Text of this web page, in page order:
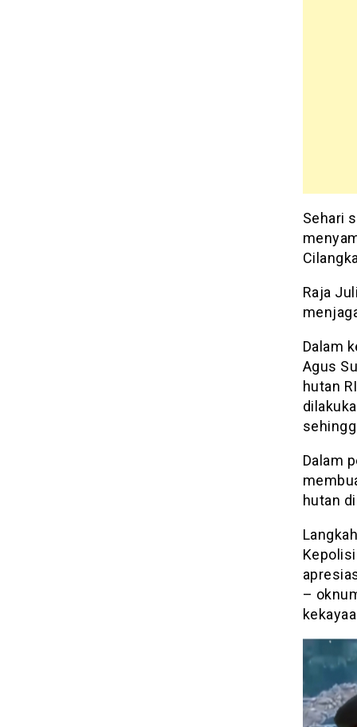
Sehari
Raja
Dalam
Agus
hutan
Dalam
hutan
–